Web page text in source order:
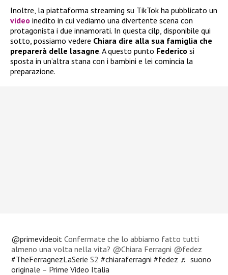
Inoltre, la piattaforma streaming su TikTok ha pubblicato un
video inedito in cui vediamo una divertente scena con
protagonista i due innamorati. In questa cilp, disponibile qui
sotto, possiamo vedere Chiara dire alla sua famiglia che
preparerà delle lasagne. A questo punto Federico si
sposta in un’altra stana con i bambini e lei comincia la
preparazione.
@primevideoit Confermate che lo abbiamo fatto tutti
almeno una volta nella vita? @Chiara Ferragni @fedez
#TheFerragnezLaSerie S2#chiaraferragni #fedez ♬ suono
originale – Prime Video Italia